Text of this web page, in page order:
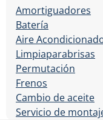
Amortiguadores
Batería
Aire
Limpiaparabrisas
Permutación
Frenos
Cambio de aceite
Servicio de